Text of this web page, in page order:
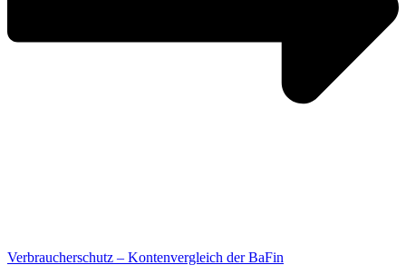
Verbraucherschutz – Kontenvergleich der BaFin